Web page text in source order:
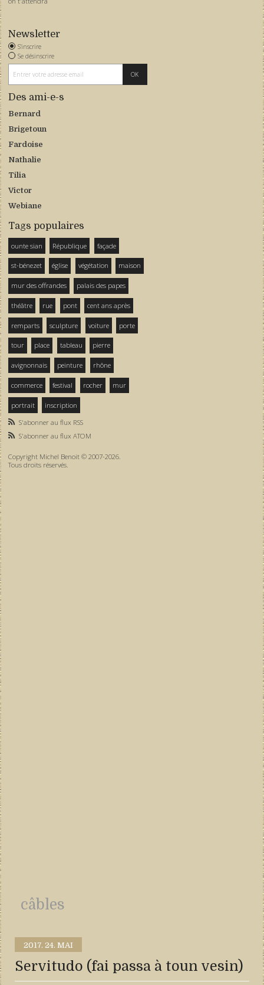
Newsletter
S'inscrire
Se désinscrire
Des ami-e-s
Bernard
Brigetoun
Fardoise
Nathalie
Tilia
Victor
Webiane
Tags populaires
ounte sian République façade
st-bénezet église végétation maison
mur des offrandes palais des papes
théâtre rue pont cent ans après
remparts sculpture voiture porte
tour place tableau pierre
avignonnais peinture rhône
commerce festival rocher mur
portrait
inscription
S'abonner au flux RSS
S'abonner au flux ATOM
Copyright Michel Benoit © 2007-2026.
Tous droits réservés.
câbles
2017. 24. MAI
Servitudo (fai passa à toun vesin)